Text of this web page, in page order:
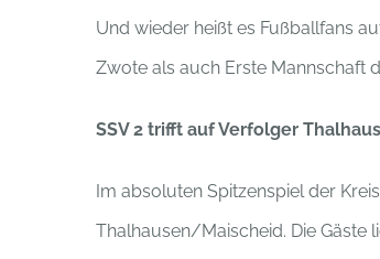
Und wieder heißt es Fußballfans
Zwote als auch Erste Mannschaft
SSV 2 trifft auf Verfolger
Im absoluten Spitzenspiel der
Thalhausen/Maischeid. Die Gäste